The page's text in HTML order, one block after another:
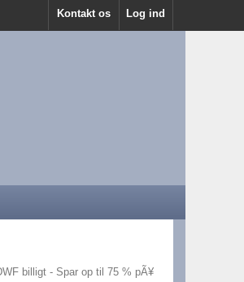
Log ind
Kontakt os
billigt - Spar op til 75 % pÃ¥